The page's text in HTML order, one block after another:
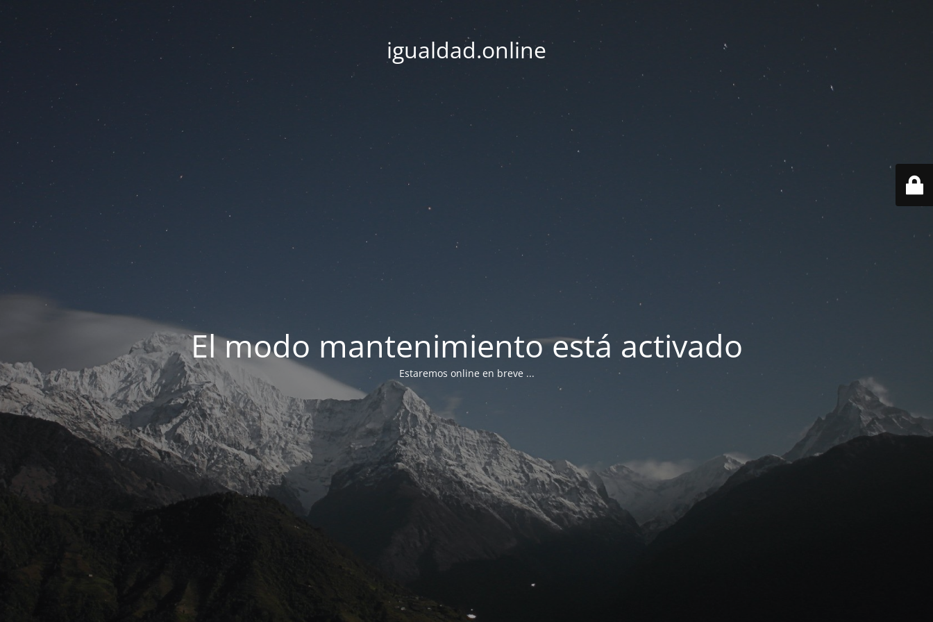
igualdad.online
El modo mantenimiento está activado
Estaremos online en breve ...